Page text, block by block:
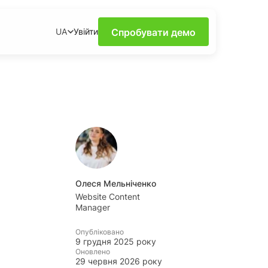
інсайтів про
трендів та
UA Увійти Спробувати демо
Олеся Мельніченко
Website Content
Manager
Опубліковано
9 грудня 2025 року
Оновлено
29 червня 2026 року